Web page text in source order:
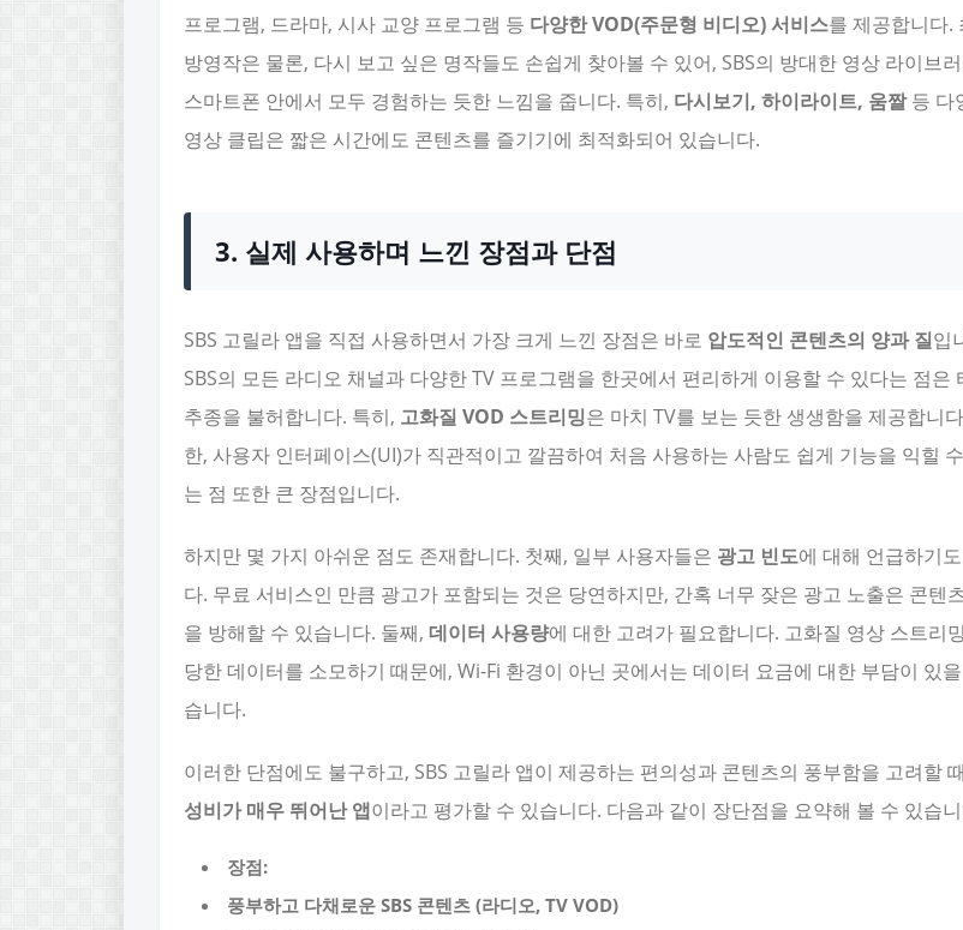
프로그램, 드라마, 시사 교양 프로그램 등 다양한 VOD(주문형 비디오) 서비스를 제공합니다.
방영작은 물론, 다시 보고 싶은 명작들도 손쉽게 찾아볼 수 있어, SBS의 방대한 영상 라이브
스마트폰 안에서 모두 경험하는 듯한 느낌을 줍니다. 특히, 다시보기, 하이라이트, 움짤등 다
영상 클립은 짧은 시간에도 콘텐츠를 즐기기에 최적화되어 있습니다.
3. 실제 사용하며 느낀 장점과 단점
SBS 고릴라 앱을 직접 사용하면서 가장 크게 느낀 장점은 바로 압도적인 콘텐츠의 양과 질입
SBS의 모든 라디오 채널과 다양한 TV 프로그램을 한곳에서 편리하게 이용할 수 있다는 점은
추종을 불허합니다. 특히, 고화질 VOD 스트리밍은 마치 TV를 보는 듯한 생생함을 제공합니
한, 사용자 인터페이스(UI)가 직관적이고 깔끔하여 처음 사용하는 사람도 쉽게 기능을 익힐
는 점 또한 큰 장점입니다.
하지만 몇 가지 아쉬운 점도 존재합니다. 첫째, 일부 사용자들은 광고 빈도에 대해 언급하기
다. 무료 서비스인 만큼 광고가 포함되는 것은 당연하지만, 간혹 너무 잦은 광고 노출은 콘텐
을 방해할 수 있습니다. 둘째, 데이터 사용량에 대한 고려가 필요합니다. 고화질 영상 스트리
당한 데이터를 소모하기 때문에, Wi-Fi 환경이 아닌 곳에서는 데이터 요금에 대한 부담이 있
습니다.
이러한 단점에도 불구하고, SBS 고릴라 앱이 제공하는 편의성과 콘텐츠의 풍부함을 고려할
성비가 매우 뛰어난 앱이라고 평가할 수 있습니다. 다음과 같이 장단점을 요약해 볼 수 있습
장점:
풍부하고 다채로운 SBS 콘텐츠 (라디오, TV VOD)